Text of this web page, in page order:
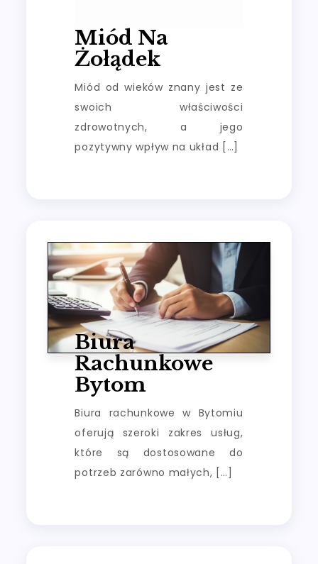
Miód Na
Żołądek
Miód od wieków znany jest ze
swoich właściwości
zdrowotnych, a jego
pozytywny wpływ na układ […]
Biura
Rachunkowe
Bytom
Biura rachunkowe w Bytomiu
oferują szeroki zakres usług,
które są dostosowane do
potrzeb zarówno małych, […]